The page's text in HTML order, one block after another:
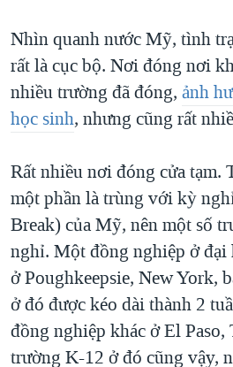
Nhìn quanh nước Mỹ, tình
rất là cục bộ. Nơi đóng nơi
nhiều trường đã đóng, ảnh
học sinh, nhưng cũng rất
Rất nhiều nơi đóng cửa tạm.
một phần là trùng với kỳ
Break) của Mỹ, nên một số
nghỉ. Một đồng nghiệp ở
ở Poughkeepsie, New York,
ở đó được kéo dài thành 2
đồng nghiệp khác ở El Paso,
trường K-12 ở đó cũng vậy,